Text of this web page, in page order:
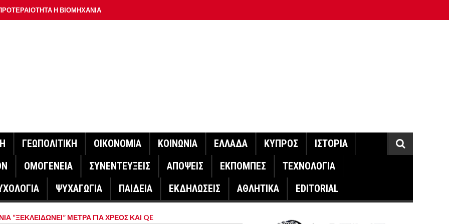
Η ΒΙΟΜΗΧΑΝΙΑ
Η ΠΛΑΤΦΟΡΜΑ
ΣΑΝ ΣΗΜΕΡΑ
Ο ΜΗΤΣΟΤΑΚΗΣ ΓΙΑ ΤΟΥΣ ΠΥΡΟΠΛΗΚΤΟΥΣ
ΕΡΕΥΝΗΤΗΣ ΣΤΗ ΔΑΝΙΑ ΣΧΕΔΙΑΖΕΙ DRONE ΓΙΑ ΤΗ
ΓΕΩΠΟΛΙΤΙΚΗ ΟΙΚΟΝΟΜΙΑ ΚΟΙΝΩΝΙΑ ΕΛΛΑΔΑ ΚΥΠΡΟΣ
ΙΣΤΟΡΙΑ
ΟΜΟΓΕΝΕΙΑ ΣΥΝΕΝΤΕΥΞΕΙΣ ΑΠΟΨΕΙΣ ΕΚΠΟΜΠΕΣ
ΤΕΧΝΟΛΟΓΙΑ
ΨΥΧΑΓΩΓΙΑ ΠΑΙΔΕΙΑ ΕΚΔΗΛΩΣΕΙΣ ΑΘΛΗΤΙΚΑ EDITORIAL
“ΞΕΚΛΕΙΔΩΝΕΙ” ΜΕΤΡΑ ΓΙΑ ΧΡΕΟΣ ΚΑΙ QE